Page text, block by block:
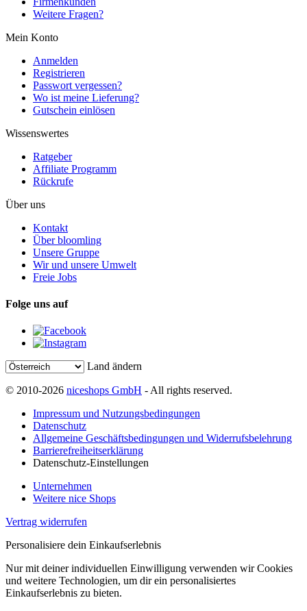
Weitere Fragen?
Mein Konto
Anmelden
Registrieren
Passwort vergessen?
Wo ist meine Lieferung?
Gutschein einlösen
Wissenswertes
Ratgeber
Affiliate Programm
Rückrufe
Über uns
Kontakt
Über bloomling
Unsere Gruppe
Wir und unsere Umwelt
Freie Jobs
Folge uns auf
Land ändern
© 2010-2026 niceshops GmbH - All rights reserved.
Impressum und Nutzungsbedingungen
Datenschutz
Allgemeine Geschäftsbedingungen und Widerrufsbelehrung
Barrierefreiheitserklärung
Datenschutz-Einstellungen
Unternehmen
Weitere nice Shops
Vertrag widerrufen
Personalisiere dein Einkaufserlebnis
Nur mit deiner individuellen Einwilligung verwenden wir Cookies
und weitere Technologien, um dir ein personalisiertes
Einkaufserlebnis zu bieten.